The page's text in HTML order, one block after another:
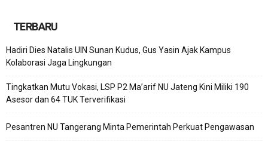
TERBARU
Hadiri Dies Natalis UIN Sunan Kudus, Gus Yasin Ajak Kampus
Kolaborasi Jaga Lingkungan
Tingkatkan Mutu Vokasi, LSP P2 Ma’arif NU Jateng Kini Miliki 190
Asesor dan 64 TUK Terverifikasi
Pesantren NU Tangerang Minta Pemerintah Perkuat Pengawasan